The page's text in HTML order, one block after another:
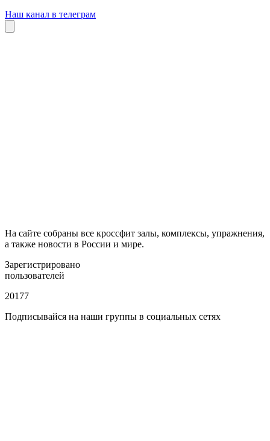
Наш канал в телеграм
На сайте собраны все кроссфит залы, комплексы, упражнения,
а также новости в России и мире.
Зарегистрировано
пользователей
20177
Подписывайся на наши группы в социальных сетях